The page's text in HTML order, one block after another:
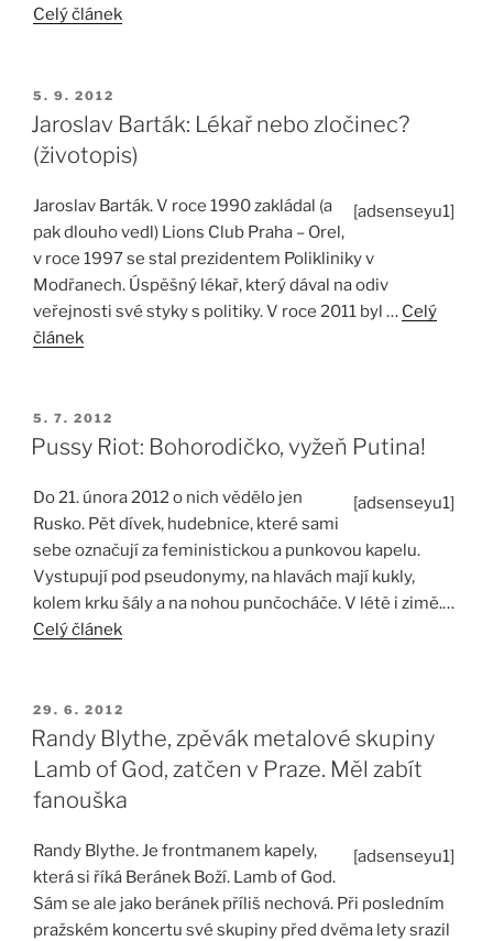
Celý článek
PUBLIKOVÁNO
5. 9. 2012
Jaroslav Barták: Lékař nebo zločinec?
(životopis)
[adsenseyu1]
Jaroslav Barták. V roce 1990 zakládal (a
pak dlouho vedl) Lions Club Praha – Orel,
v roce 1997 se stal prezidentem Polikliniky v
Modřanech. Úspěšný lékař, který dával na odiv
veřejnosti své styky s politiky. V roce 2011 byl … Celý
článek
PUBLIKOVÁNO
5. 7. 2012
Pussy Riot: Bohorodičko, vyžeň Putina!
[adsenseyu1]
Do 21. února 2012 o nich vědělo jen
Rusko. Pět dívek, hudebnice, které sami
sebe označují za feministickou a punkovou kapelu.
Vystupují pod pseudonymy, na hlavách mají kukly,
kolem krku šály a na nohou punčocháče. V létě i zimě.…
Celý článek
PUBLIKOVÁNO
29. 6. 2012
Randy Blythe, zpěvák metalové skupiny
Lamb of God, zatčen v Praze. Měl zabít
fanouška
[adsenseyu1]
Randy Blythe. Je frontmanem kapely,
která si říká Beránek Boží. Lamb of God.
Sám se ale jako beránek příliš nechová. Při posledním
pražském koncertu své skupiny před dvěma lety srazil